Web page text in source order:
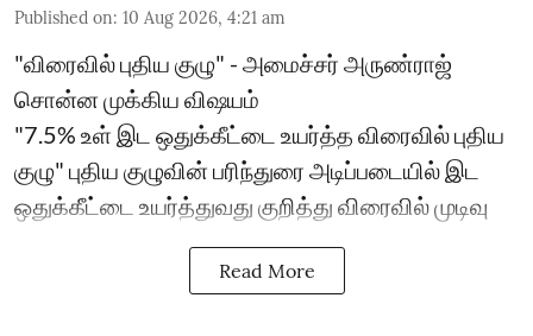
Published on: 10 Aug 2026, 4:21 am
"விரைவில் புதிய குழு" - அமைச்சர் அருண்ராஜ்
சொன்ன முக்கிய விஷயம்
"7.5% உள் இட ஒதுக்கீட்டை உயர்த்த விரைவில் புதிய
குழு" புதிய குழுவின் பரிந்துரை அடிப்படையில் இட
ஒதுக்கீட்டை உயர்த்துவது குறித்து விரைவில் முடிவு
Read More